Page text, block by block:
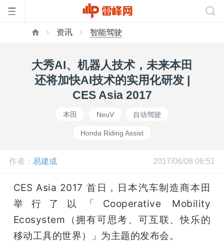
页
网
开
资讯 智能驾驶
大秀AI、机器人技术，未来本田
还将加快AI技术的实用化研发 |
CES Asia 2017
本田 NeuV 自动驾驶
Honda Riding Assist
作者： 易建成 2017/06/08 06:51
CES Asia 2017 首日，日本汽车制造商本田
举行了以「Cooperative Mobility
Ecosystem（拥有可思考、可互联、快乐的
移动工具的世界）」为主题的发布会。